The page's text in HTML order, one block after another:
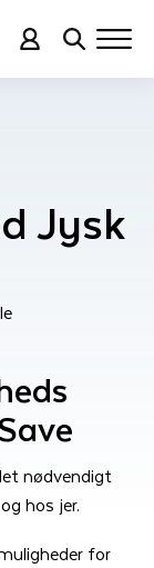
Jysk
nødvendigt
hos jer.
for